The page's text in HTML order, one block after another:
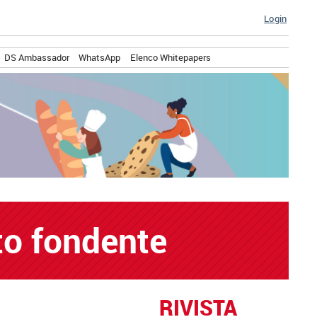
Login
DS Ambassador WhatsApp Elenco Whitepapers
fondente
RIVISTA